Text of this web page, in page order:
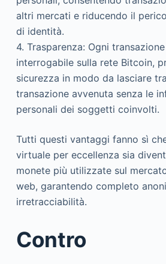
altri mercati e riducendo il
di identità.
4. Trasparenza: Ogni
interrogabile sulla rete Bitcoin,
sicurezza in modo da lasciare
transazione avvenuta senza le
personali dei soggetti coinvolti.
Tutti questi vantaggi fanno sì
virtuale per eccellenza sia
monete più utilizzate sul
web, garantendo completo
irretracciabilità.
Contro